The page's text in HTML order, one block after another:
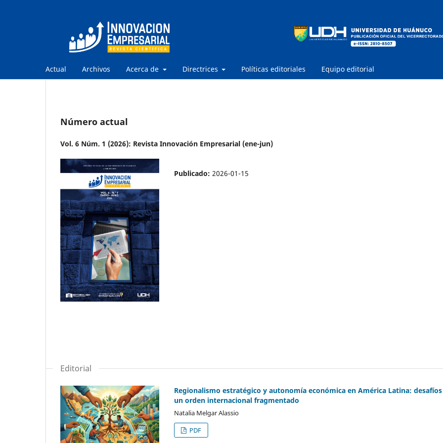
Actual Archivos Acerca de Directrices Políticas editoriales Equipo editorial
Número actual
Vol. 6 Núm. 1 (2026): Revista Innovación Empresarial (ene-jun)
Publicado: 2026-01-15
Editorial
Regionalismo estratégico y autonomía económica en América Latina:
un orden internacional fragmentado
Natalia Melgar Alassio
PDF